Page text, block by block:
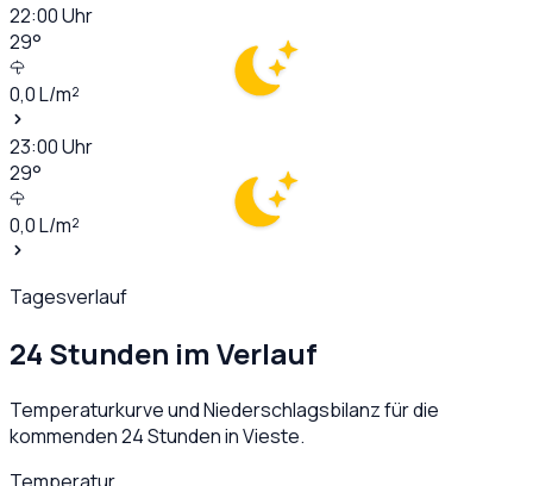
22:00Uhr
29°
0,0L/m²
23:00Uhr
29°
0,0L/m²
Tagesverlauf
24 Stunden im Verlauf
Temperaturkurve und Niederschlagsbilanz für die
kommenden 24 Stunden inVieste.